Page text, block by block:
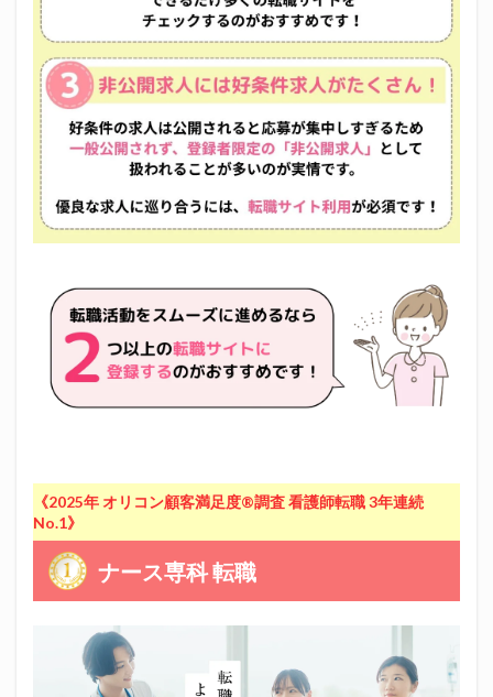
《2025年 オリコン顧客満足度®調査 看護師転職 3年連続
No.1》
ナース専科 転職